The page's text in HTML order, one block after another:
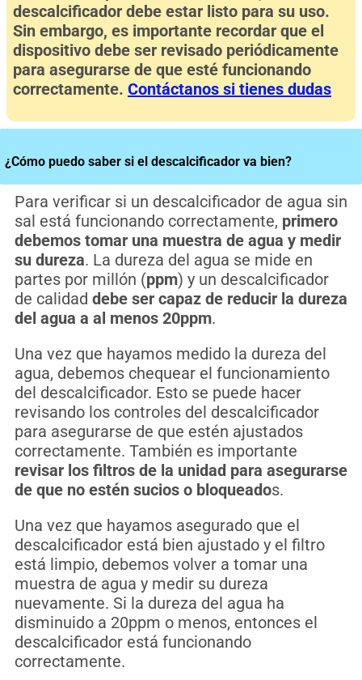
descalcificador debe estar listo para su uso.
Sin embargo, es importante recordar que el
dispositivo debe ser revisado periódicamente
para asegurarse de que esté funcionando
correctamente. Contáctanos si tienes dudas
¿Cómo puedo saber si el descalcificador va bien?
Para verificar si un descalcificador de agua sin
sal está funcionando correctamente, primero
debemos tomar una muestra de agua y medir
su dureza. La dureza del agua se mide en
partes por millón (ppm) y un descalcificador
de calidad debe ser capaz de reducir la dureza
del agua a al menos 20ppm.
Una vez que hayamos medido la dureza del
agua, debemos chequear el funcionamiento
del descalcificador. Esto se puede hacer
revisando los controles del descalcificador
para asegurarse de que estén ajustados
correctamente. También es importante
revisar los filtros de la unidad para asegurarse
de que no estén sucios o bloqueados.
Una vez que hayamos asegurado que el
descalcificador está bien ajustado y el filtro
está limpio, debemos volver a tomar una
muestra de agua y medir su dureza
nuevamente. Si la dureza del agua ha
disminuido a 20ppm o menos, entonces el
descalcificador está funcionando
correctamente.